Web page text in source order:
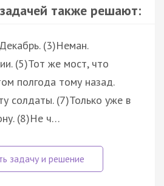
также решают:
(3)Неман.
(5)Тот же мост, что
полгода тому назад.
солдаты. (7)Только уже в
(8)Не ч…